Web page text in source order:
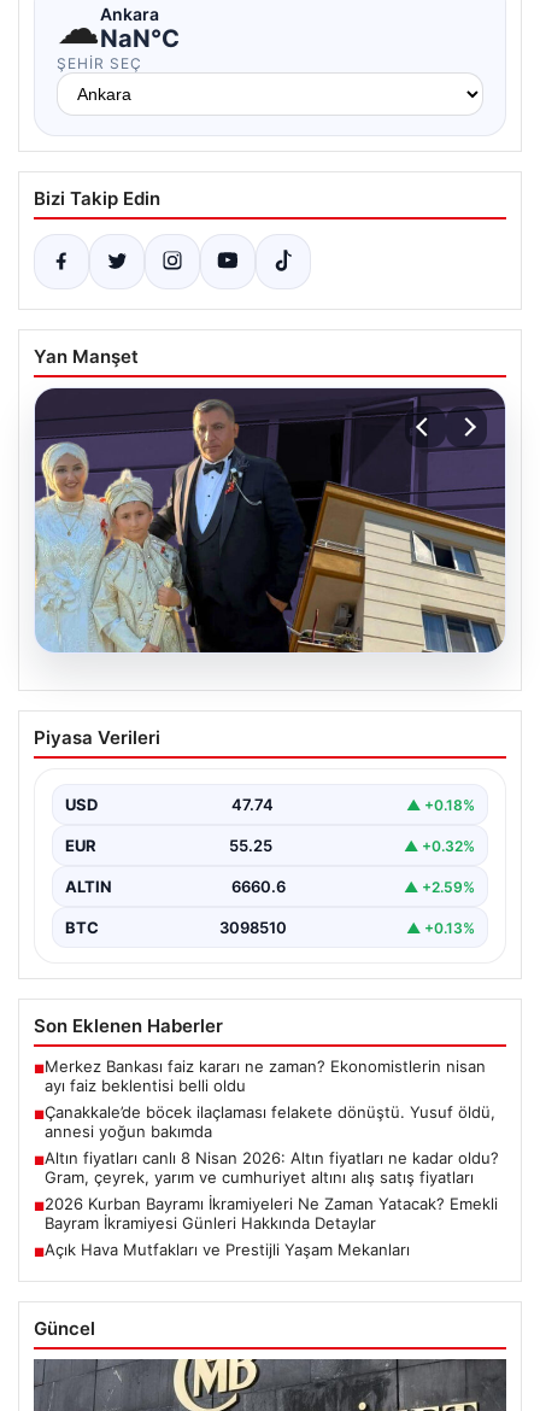
☁Ankara
NaN°C
ŞEHIR SEÇ
Bizi Takip Edin
Yan Manşet
06.08.2026
Çanakkale’de böcek ilaçlaması felakete
dönüştü. Yusuf öldü, annesi yoğun
Piyasa Verileri
USD 47.74 ▲ +0.18%
EUR 55.25 ▲ +0.32%
ALTIN 6660.6 ▲ +2.59%
BTC 3098510 ▲ +0.13%
Son Eklenen Haberler
■Merkez Bankası faiz kararı ne zaman? Ekonomistlerin nisan
ayı faiz beklentisi belli oldu
■Çanakkale’de böcek ilaçlaması felakete dönüştü. Yusuf öldü,
annesi yoğun bakımda
■Altın fiyatları canlı 8 Nisan 2026: Altın fiyatları ne kadar oldu?
Gram, çeyrek, yarım ve cumhuriyet altını alış satış fiyatları
■2026 Kurban Bayramı İkramiyeleri Ne Zaman Yatacak? Emekli
Bayram İkramiyesi Günleri Hakkında Detaylar
■Açık Hava Mutfakları ve Prestijli Yaşam Mekanları
Güncel